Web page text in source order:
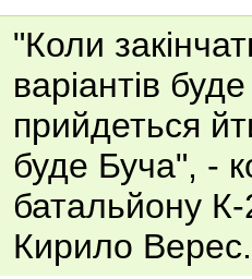
"Коли
варіантів
прийдеться
буде Буча", -
батальйону
Кирило